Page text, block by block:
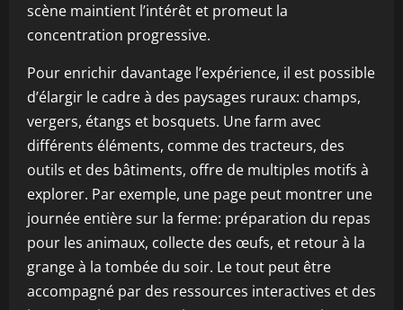
scène maintient l’intérêt et promeut la
concentration progressive.
Pour enrichir davantage l’expérience, il est possible
d’élargir le cadre à des paysages ruraux: champs,
vergers, étangs et bosquets. Une farm avec
différents éléments, comme des tracteurs, des
outils et des bâtiments, offre de multiples motifs à
explorer. Par exemple, une page peut montrer une
journée entière sur la ferme: préparation du repas
pour les animaux, collecte des œufs, et retour à la
grange à la tombée du soir. Le tout peut être
accompagné par des ressources interactives et des